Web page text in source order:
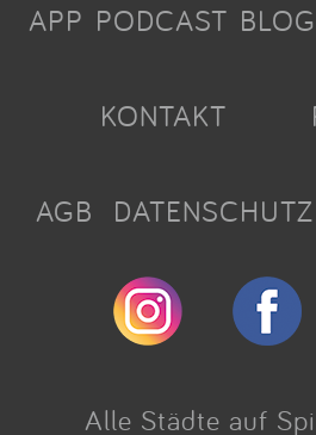
APP PODCAST BLOG
KONTAKT
AGB DATENSCHUTZ
Alle Städte auf